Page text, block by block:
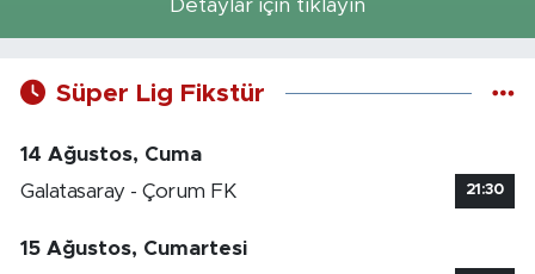
Detaylar için tıklayın
Süper Lig Fikstür
14 Ağustos, Cuma
Galatasaray - Çorum FK
21:30
15 Ağustos, Cumartesi